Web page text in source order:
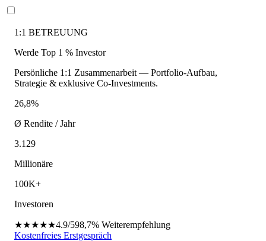
1:1 BETREUUNG
Werde Top 1 % Investor
Persönliche 1:1 Zusammenarbeit — Portfolio-Aufbau,
Strategie & exklusive Co-Investments.
26,8%
Ø Rendite / Jahr
3.129
Millionäre
100K+
Investoren
★★★★★4.9/598,7% Weiterempfehlung
Kostenfreies Erstgespräch